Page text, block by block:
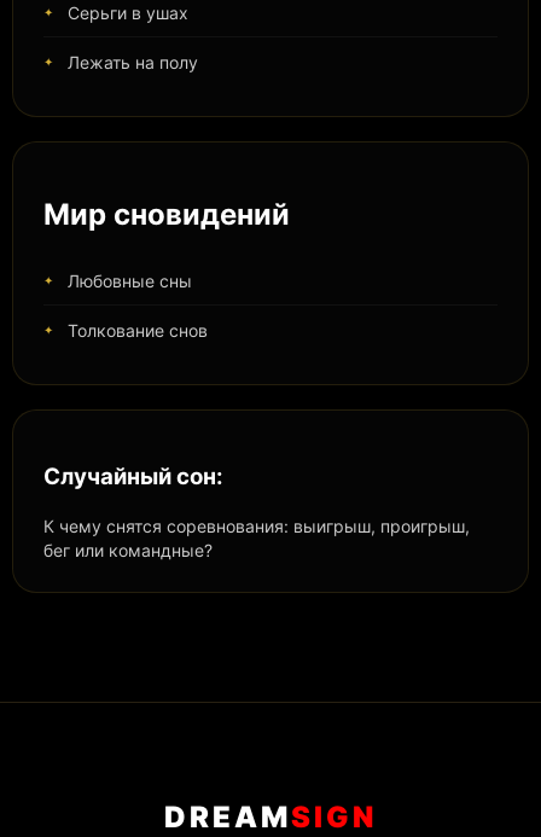
Серьги в ушах
Лежать на полу
Мир сновидений
Любовные сны
Толкование снов
Случайный сон:
К чему снятся соревнования: выигрыш, проигрыш,
бег или командные?
DREAMSIGN